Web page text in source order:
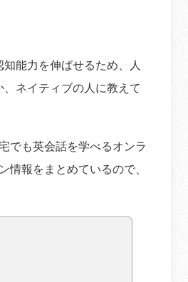
能力を伸ばせるため、人
ネイティブの人に教えて
でも英会話を学べるオンラ
情報をまとめているので、